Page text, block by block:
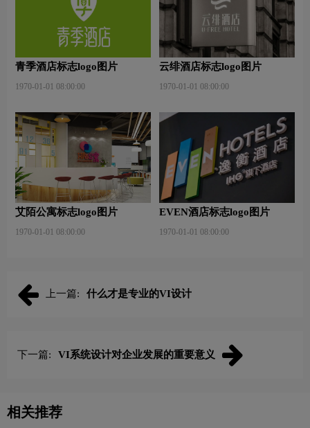
青季酒店标志logo图片
1970-01-01 08:00:00
云绯酒店标志logo图片
1970-01-01 08:00:00
艾陌公寓标志logo图片
1970-01-01 08:00:00
EVEN酒店标志logo图片
1970-01-01 08:00:00
上一篇: 什么才是专业的VI设计
下一篇: VI系统设计对企业发展的重要意义
相关推荐